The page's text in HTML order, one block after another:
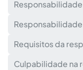
Requisitos da
Culpabilidade na